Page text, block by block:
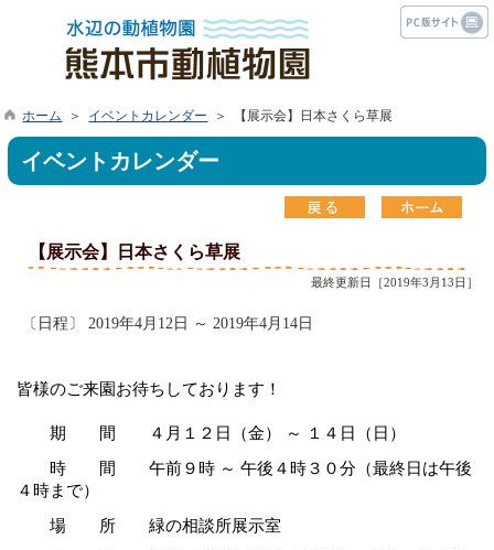
ホーム ＞ イベントカレンダー ＞ 【展示会】日本さくら草展
イベントカレンダー
【展示会】日本さくら草展
最終更新日［2019年3月13日］
〔日程〕 2019年4月12日 ～ 2019年4月14日
皆様のご来園お待ちしております！
期 間 ４月１２日（金） ～ １４日（日）
時 間 午前９時 ～ 午後４時３０分（最終日は午後
４時まで）
場 所 緑の相談所展示室